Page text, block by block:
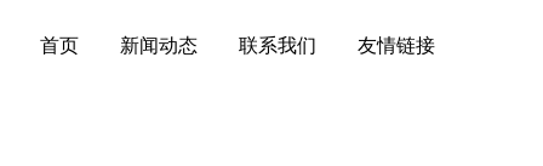
首页 新闻动态 联系我们 友情链接